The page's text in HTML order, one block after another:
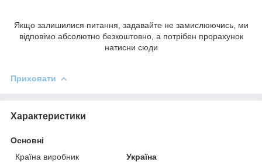
Якщо залишилися питання, задавайте не замислюючись, ми
відповімо абсолютно безкоштовно, а потрібен прорахунок
натисни сюди
Приховати
Характеристики
Основні
Країна виробник
Україна